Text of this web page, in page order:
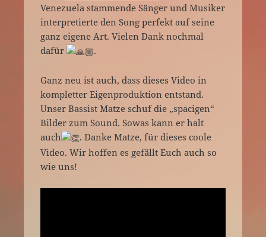
Venezuela stammende Sänger und Musiker
interpretierte den Song perfekt auf seine
ganz eigene Art. Vielen Dank nochmal
dafür
.
Ganz neu ist auch, dass dieses Video in
kompletter Eigenproduktion entstand.
Unser Bassist Matze schuf die „spacigen“
Bilder zum Sound. Sowas kann er halt
auch
. Danke Matze, für dieses coole
Video. Wir hoffen es gefällt Euch auch so
wie uns!